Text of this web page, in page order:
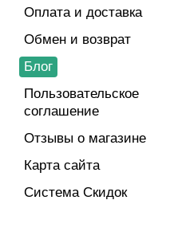
Оплата и доставка
Обмен и возврат
Блог
Пользовательское
соглашение
Отзывы о магазине
Карта сайта
Система Скидок